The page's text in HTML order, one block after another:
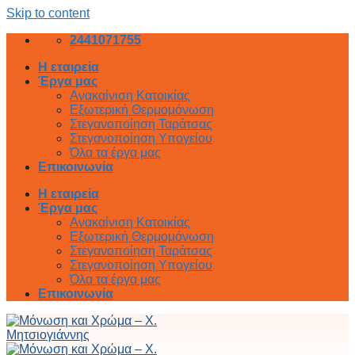
Skip to content
2441071755
Η εταιρεία
Έργα μας
Ανακαίνιση Κατοικίας
Εξωτερική Θερμομόνωση
Στεγανοποίηση Ταράτσας
Στεγανοποίηση Υπογείου
Όλα τα έργα μας
Επικοινωνία
Η εταιρεία
Έργα μας
Ανακαίνιση Κατοικίας
Εξωτερική Θερμομόνωση
Στεγανοποίηση Ταράτσας
Στεγανοποίηση Υπογείου
Όλα τα έργα μας
Επικοινωνία